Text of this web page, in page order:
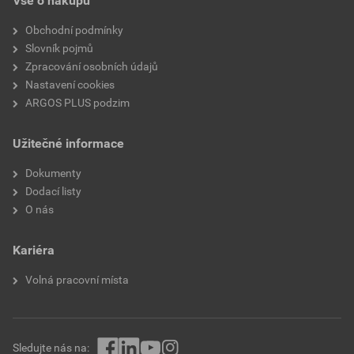
Obchodní podmínky
Slovník pojmů
Zpracování osobních údajů
Nastavení cookies
ARGOS PLUS podzim
Užitečné informace
Dokumenty
Dodací listy
O nás
Kariéra
Volná pracovní místa
Sledujte nás na: